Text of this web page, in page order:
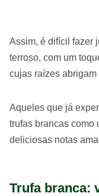
Assim, é difícil fazer
terroso, com um
cujas raízes abrigam
Aqueles que já
trufas brancas como
deliciosas notas
Trufa branca: